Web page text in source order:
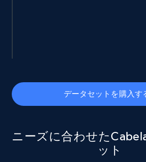
eCommerceデータセットを購入す
ニーズに合わせた
ット